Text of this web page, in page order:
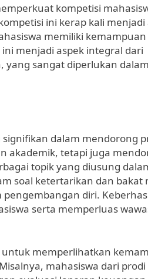
kompetisi
ini kerap kali menjadi
memiliki kemampuan
menjadi aspek integral dari
sangat diperlukan dalam
dalam mendorong
akademik, tetapi juga
topik yang diusung
soal ketertarikan dan bakat
diri.
serta memperluas
memperlihatkan
mahasiswa dari